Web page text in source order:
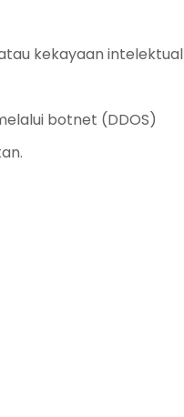
kekayaan intelektual
botnet (DDOS)